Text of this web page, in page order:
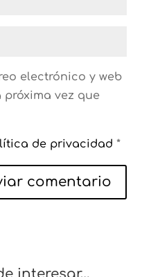
electrónico y web
vez que
de privacidad*
comentario